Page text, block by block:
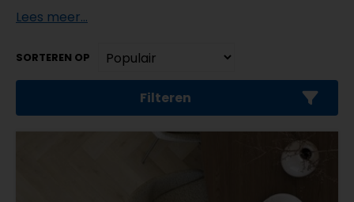
Lees meer...
SORTEREN OP
Filteren